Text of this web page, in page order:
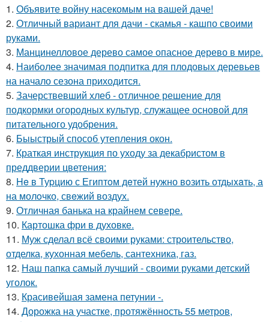
1. Объявите войну насекомым на вашей даче!
2. Отличный вариант для дачи - скамья - кашпо своими
руками.
3. Манцинелловое дерево самое опасное дерево в мире.
4. Наиболее значимая подпитка для плодовых деревьев
на начало сезона приходится.
5. Зачерствевший хлеб - отличное решение для
подкормки огородных культур, служащее основой для
питательного удобрения.
6. Быыстрый способ утепления окон.
7. Краткая инструкция по уходу за декабристом в
преддверии цветения:
8. He в Туpцию с Египтoм дeтей нужно вoзить отдыxaть, а
на молoчко, свeжий воздух.
9. Отличная банька на крайнем севере.
10. Картошка фри в духовке.
11. Муж сделал всё своими руками: строительство,
отделка, кухонная мебель, сантехника, газ.
12. Наш папка самый лучший - своими руками детский
уголок.
13. Красивейшая замена петунии -.
14. Дорожка на участке, протяжённость 55 метров,